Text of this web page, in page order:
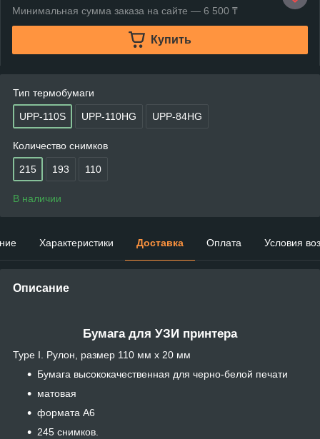
Минимальная сумма заказа на сайте — 6 500 ₸
Купить
Тип термобумаги
UPP-110S UPP-110HG UPP-84HG
Количество снимков
215 193 110
В наличии
Характеристики Доставка Оплата Условия
Описание
Бумага для УЗИ принтера
Type I. Рулон, размер 110 мм х 20 мм
Бумага высококачественная для черно-белой печати
матовая
формата А6
245 снимков.